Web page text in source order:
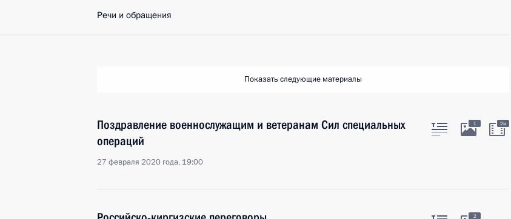
Речи и обращения
Показать следующие материалы
Поздравление военнослужащим и ветеранам Сил специальных
операций
27 февраля 2020 года, 19:00
1 2м
2